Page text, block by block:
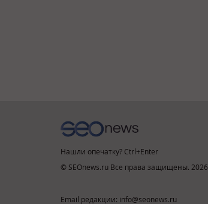
Нашли опечатку? Ctrl+Enter
© SEOnews.ru Все права защищены. 2026
Email редакции: info@seonews.ru